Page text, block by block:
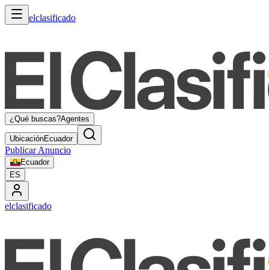
elclasificado
¿Qué buscas?Agentes
UbicaciónEcuador
Publicar Anuncio
Ecuador
ES
elclasificado